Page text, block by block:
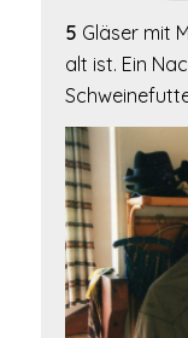
5 Gläser mit
alt ist. Ein